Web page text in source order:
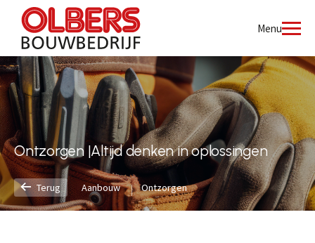
Menu
Ontzorgen |Altijd denken in oplossingen
Terug Aanbouw Ontzorgen